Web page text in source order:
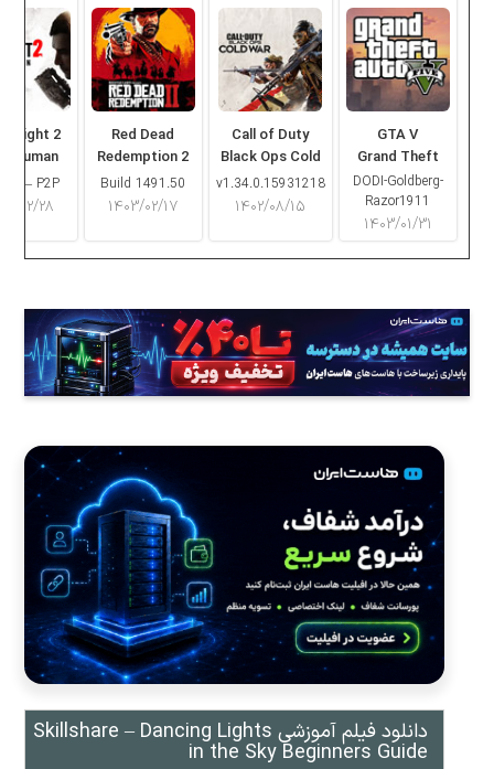
GTA V
Grand Theft
Auto V
DODI-Goldberg-
Razor1911
۱۴۰۳/۰۱/۳۱
Call of Duty
Black Ops Cold
War
v1.34.0.15931218
۱۴۰۲/۰۸/۱۵
Red Dead
Redemption 2
Build 1491.50
۱۴۰۳/۰۲/۱۷
Light 2
Human
– P2P
۱۴۰۳/
دانلود فیلم آموزشی Skillshare – Dancing Lights
in the Sky Beginners Guide